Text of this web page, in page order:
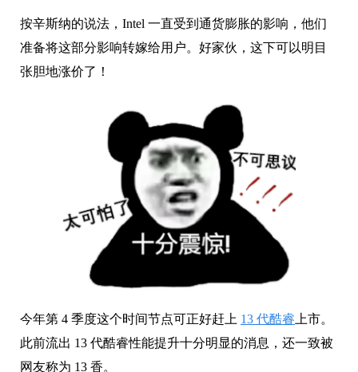
按辛斯纳的说法，Intel 一直受到通货膨胀的影响，他们
准备将这部分影响转嫁给用户。好家伙，这下可以明目
张胆地涨价了！
今年第 4 季度这个时间节点可正好赶上 13 代酷睿 上市。
此前流出 13 代酷睿性能提升十分明显的消息，还一致被
网友称为 13 香。